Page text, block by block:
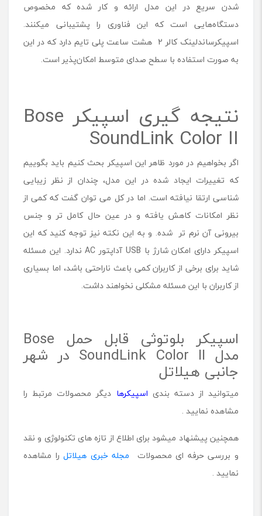
شدن سریع در این مدل ارائه و کار شده که مخصوص
دستگاه‌هایی است که این فناوری را پشتیبانی میکنند.
اسپیکرساندلینک کالر 2 هشت ساعت پلی تایم دارد که در این
به صورت استفاده با سطح صدای متوسط امکان‌پذیر است.
نتیجه گیری اسپیکر Bose
SoundLink Color II
اگر بخواهیم در مورد ظاهر این اسپیکر بحث کنیم باید بگوییم
که تغییرات ایجاد شده در این مدل، چندان از نظر زیبایی
‌شناسی ارتقا نیافته است. اما در کل می ‌توان گفت که کمی از
نظر امکانات کاهش یافته و در عین حال کامل ‌تر و جنس
بیرونی آن نرم ‌تر شده. و به این نکته نیز توجه کنید که این
اسپیکر دارای امکان شارژ با USB آداپتور AC ندارد. این مسئله
شاید برای برخی از کاربران کمی باعث ناراحتی باشد، اما بسیاری
از کاربران با این مسئله مشکلی نخواهند داشت.
اسپیکر بلوتوثی قابل حمل Bose
مدل SoundLink Color II در شهر
جانبی هیلاتل
میتوانید از دسته بندی اسپیکرها دیگر محصولات مرتبط را
مشاهده نمایید .
همچنین پیشنهاد میشود برای اطلاع از تازه های تکنولوژی و نقد
و بررسی حرفه ای محصولات مجله خبری هیلاتلرا مشاهده
نمایید .